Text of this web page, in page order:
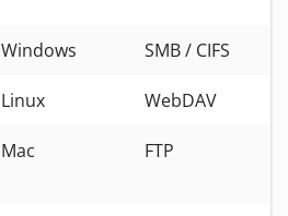
Windows SMB / CIFS
Linux WebDAV
Mac FTP